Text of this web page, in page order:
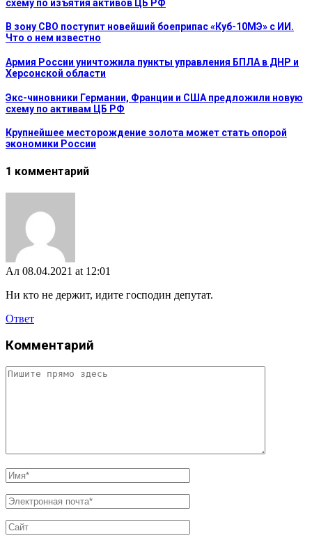
схему по изъятия активов ЦБ РФ
В зону СВО поступит новейший боеприпас «Куб-10МЭ» с ИИ.
Что о нем известно
Армия России уничтожила пункты управления БПЛА в ДНР и
Херсонской области
Экс-чиновники Германии, Франции и США предложили новую
схему по активам ЦБ РФ
Крупнейшее месторождение золота может стать опорой
экономики России
1 комментарий
Ал 08.04.2021 at 12:01
Ни кто не держит, идите господин депутат.
Ответ
Комментарий